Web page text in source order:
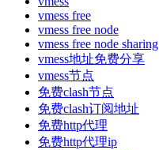
vmess free
vmess free node
vmess free node sharing
vmess地址免费分享
vmess节点
免费clash节点
免费clash订阅地址
免费http代理
免费http代理ip